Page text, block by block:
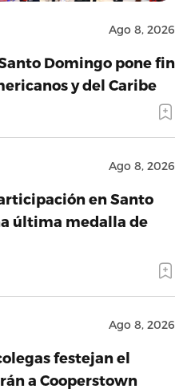
Ago 8, 2026
Domingo pone fin
y del Caribe
Ago 8, 2026
en Santo
última medalla de
Ago 8, 2026
festejan el
a Cooperstown